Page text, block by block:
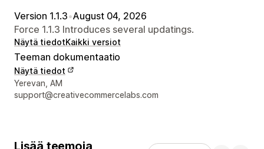
Version 1.1.3•August 04, 2026
Force 1.1.3 Introduces several updatings.
Näytä tiedotKaikki versiot
Teeman dokumentaatio
Näytä tiedot
Suunnittelijan yhteystiedot
Yerevan, AM
support@creativecommercelabs.com